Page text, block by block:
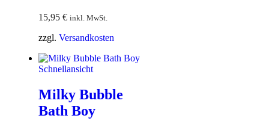
15,95 € inkl. MwSt.
zzgl. Versandkosten
Schnellansicht
Milky Bubble
Bath Boy